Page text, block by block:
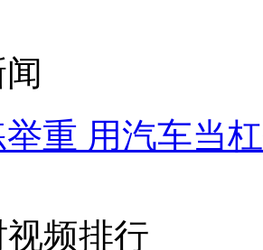
重 用汽车当
视频排行